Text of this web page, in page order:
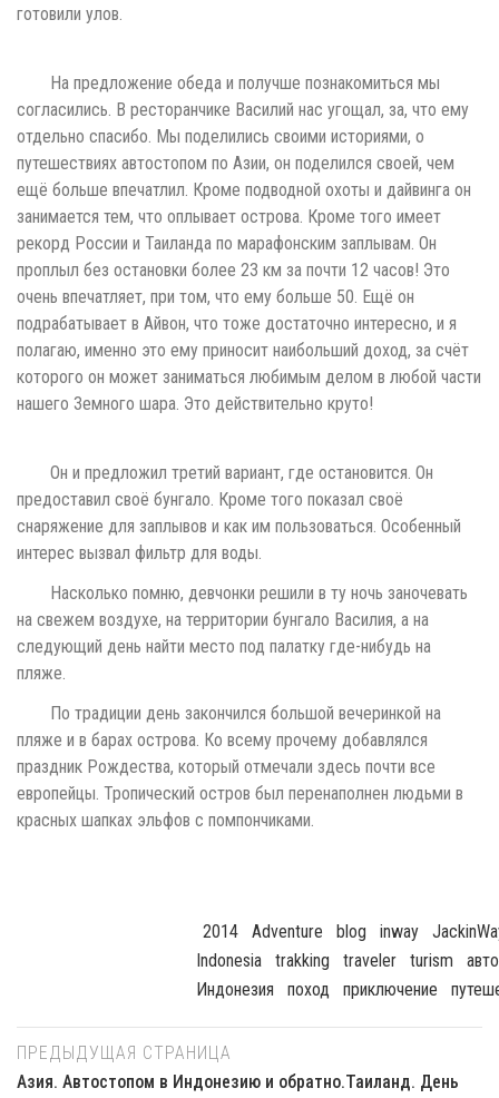
готовили улов.
На предложение обеда и получше познакомиться мы
согласились. В ресторанчике Василий нас угощал, за, что ему
отдельно спасибо. Мы поделились своими историями, о
путешествиях автостопом по Азии, он поделился своей, чем
ещё больше впечатлил. Кроме подводной охоты и дайвинга он
занимается тем, что оплывает острова. Кроме того имеет
рекорд России и Таиланда по марафонским заплывам. Он
проплыл без остановки более 23 км за почти 12 часов! Это
очень впечатляет, при том, что ему больше 50. Ещё он
подрабатывает в Айвон, что тоже достаточно интересно, и я
полагаю, именно это ему приносит наибольший доход, за счёт
которого он может заниматься любимым делом в любой части
нашего Земного шара. Это действительно круто!
Он и предложил третий вариант, где остановится. Он
предоставил своё бунгало. Кроме того показал своё
снаряжение для заплывов и как им пользоваться. Особенный
интерес вызвал фильтр для воды.
Насколько помню, девчонки решили в ту ночь заночевать
на свежем воздухе, на территории бунгало Василия, а на
следующий день найти место под палатку где-нибудь на
пляже.
По традиции день закончился большой вечеринкой на
пляже и в барах острова. Ко всему прочему добавлялся
праздник Рождества, который отмечали здесь почти все
европейцы. Тропический остров был перенаполнен людьми в
красных шапках эльфов с помпончиками.
2014 Adventure Blog Inway
Indonesia
Trakking Traveler Turism
Индонезия
Поход Приключение
ПРЕДЫДУЩАЯ СТРАНИЦА
Азия. Автостопом в Индонезию и обратно.Таиланд. День